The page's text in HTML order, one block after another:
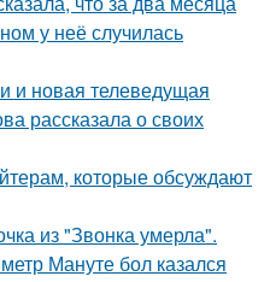
у неё случилась
и новая телеведущая
рассказала о своих
которые обсуждают
из "Звонка умерла".
Мануте бол казался